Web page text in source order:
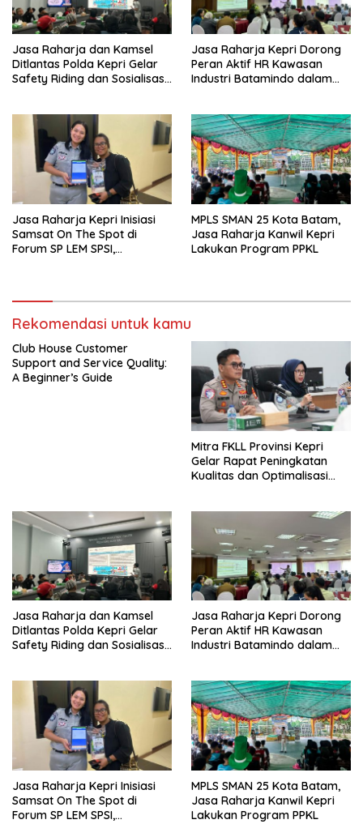
Jasa Raharja dan Kamsel
Ditlantas Polda Kepri Gelar
Safety Riding dan Sosialisasi
Indonesia
Jasa Raharja Kepri Dorong
Peran Aktif HR Kawasan
Industri Batamindo dalam
Jasa Raharja Kepri Inisiasi
Samsat On The Spot di
Forum SP LEM SPSI,
MPLS SMAN 25 Kota Batam,
Jasa Raharja Kanwil Kepri
Lakukan Program PPKL
Rekomendasi untuk kamu
Club House Customer
Support and Service Quality:
A Beginner’s Guide
Mitra FKLL Provinsi Kepri
Gelar Rapat Peningkatan
Kualitas dan Optimalisasi
Jasa Raharja dan Kamsel
Ditlantas Polda Kepri Gelar
Safety Riding dan Sosialisasi
Indonesia
Jasa Raharja Kepri Dorong
Peran Aktif HR Kawasan
Industri Batamindo dalam
Jasa Raharja Kepri Inisiasi
Samsat On The Spot di
Forum SP LEM SPSI,
MPLS SMAN 25 Kota Batam,
Jasa Raharja Kanwil Kepri
Lakukan Program PPKL